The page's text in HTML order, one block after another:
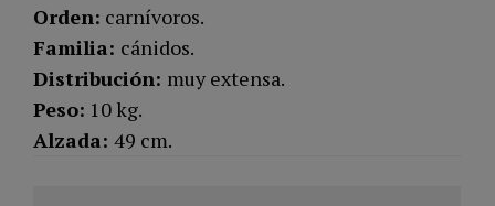
Orden: carnívoros.
Familia: cánidos.
Distribución: muy extensa.
Peso: 10 kg.
Alzada: 49 cm.